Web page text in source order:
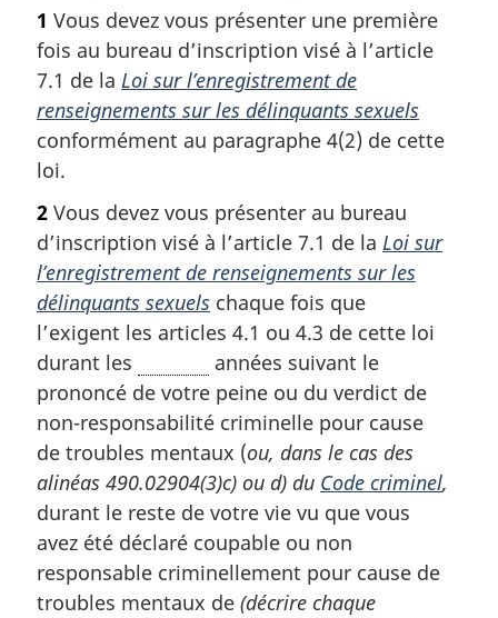
1 Vous devez vous présenter une première
fois au bureau d’inscription visé à l’article
7.1 de la Loi sur l’enregistrement de
renseignements sur les délinquants sexuels
conformément au paragraphe 4(2) de cette
loi.
2 Vous devez vous présenter au bureau
d’inscription visé à l’article 7.1 de la Loi sur
l’enregistrement de renseignements sur les
délinquants sexuels chaque fois que
l’exigent les articles 4.1 ou 4.3 de cette loi
durant les
années suivant le
prononcé de votre peine ou du verdict de
non-responsabilité criminelle pour cause
de troubles mentaux (ou, dans le cas des
alinéas 490.02904(3)c) ou d) du Code criminel,
durant le reste de votre vie vu que vous
avez été déclaré coupable ou non
responsable criminellement pour cause de
troubles mentaux de (décrire chaque